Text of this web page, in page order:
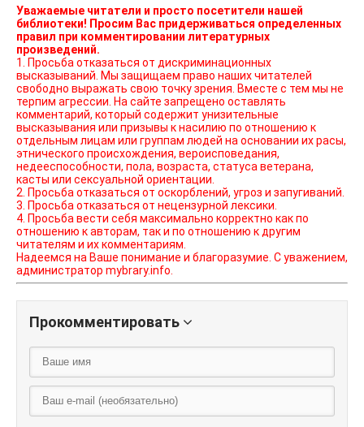
Уважаемые читатели и просто посетители нашей
библиотеки! Просим Вас придерживаться определенных
правил при комментировании литературных
произведений.
1. Просьба отказаться от дискриминационных
высказываний. Мы защищаем право наших читателей
свободно выражать свою точку зрения. Вместе с тем мы не
терпим агрессии. На сайте запрещено оставлять
комментарий, который содержит унизительные
высказывания или призывы к насилию по отношению к
отдельным лицам или группам людей на основании их расы,
этнического происхождения, вероисповедания,
недееспособности, пола, возраста, статуса ветерана,
касты или сексуальной ориентации.
2. Просьба отказаться от оскорблений, угроз и запугиваний.
3. Просьба отказаться от нецензурной лексики.
4. Просьба вести себя максимально корректно как по
отношению к авторам, так и по отношению к другим
читателям и их комментариям.
Надеемся на Ваше понимание и благоразумие. С уважением,
администратор mybrary.info.
Прокомментировать